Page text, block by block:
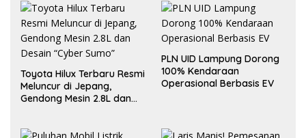
Toyota Hilux Terbaru Resmi
Meluncur di Jepang,
Gendong Mesin 2.8L dan
PLN UID Lampung Dorong
100% Kendaraan
Operasional Berbasis EV